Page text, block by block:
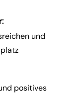
und
positives